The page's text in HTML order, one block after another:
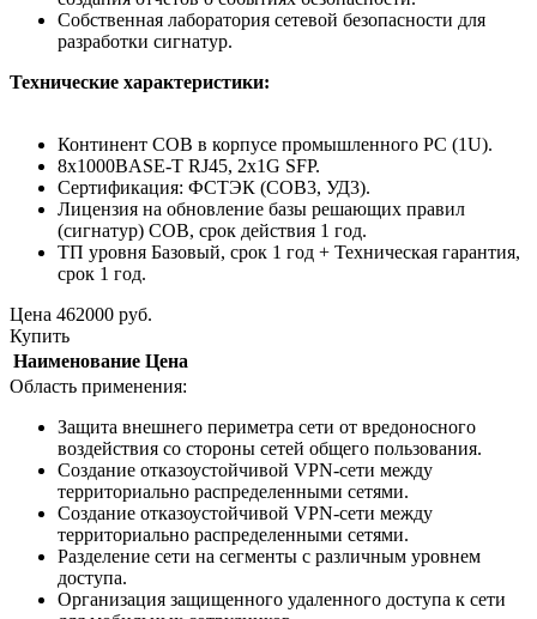
Собственная лаборатория сетевой безопасности для
разработки сигнатур.
Технические характеристики:
Континент СОВ в корпусе промышленного PC (1U).
8x1000BASE-T RJ45, 2x1G SFP.
Сертификация: ФСТЭК (СОВ3, УД3).
Лицензия на обновление базы решающих правил
(сигнатур) СОВ, срок действия 1 год.
ТП уровня Базовый, срок 1 год + Техническая гарантия,
срок 1 год.
Цена 462000 руб.
Купить
Наименование Цена
Область применения:
Защита внешнего периметра сети от вредоносного
воздействия со стороны сетей общего пользования.
Создание отказоустойчивой VPN-сети между
территориально распределенными сетями.
Создание отказоустойчивой VPN-сети между
территориально распределенными сетями.
Разделение сети на сегменты с различным уровнем
доступа.
Организация защищенного удаленного доступа к сети